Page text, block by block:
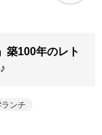
築100年のレト
ランチ